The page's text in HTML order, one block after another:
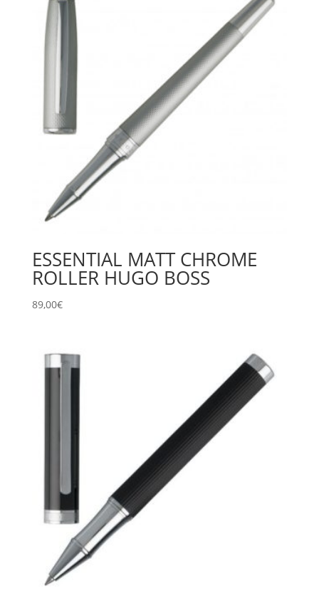
ESSENTIAL MATT CHROME
ROLLER HUGO BOSS
89,00€